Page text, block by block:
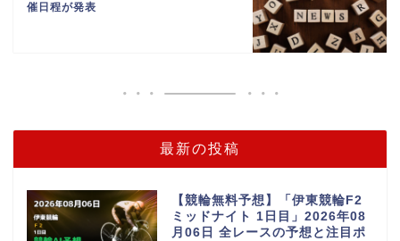
催日程が発表
最新の投稿
【競輪無料予想】「伊東競輪F2
ミッドナイト 1日目」2026年08
月06日 全レースの予想と注目ポ